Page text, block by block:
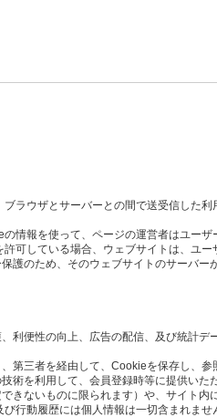
ラウザとサーバーとの間で送受信した
情報を使って、ページの運営者はユーザ
可している場合、ウェブサイトは、ユー
護のため、そのウェブサイトのサーバー
利便性の向上、広告の配信、及び統計
第三者を経由して、Cookieを保存し、参
術を利用して、会員登録時等に提供い
きないものに限られます）や、サイト
行動履歴には個人情報は一切含まれませ